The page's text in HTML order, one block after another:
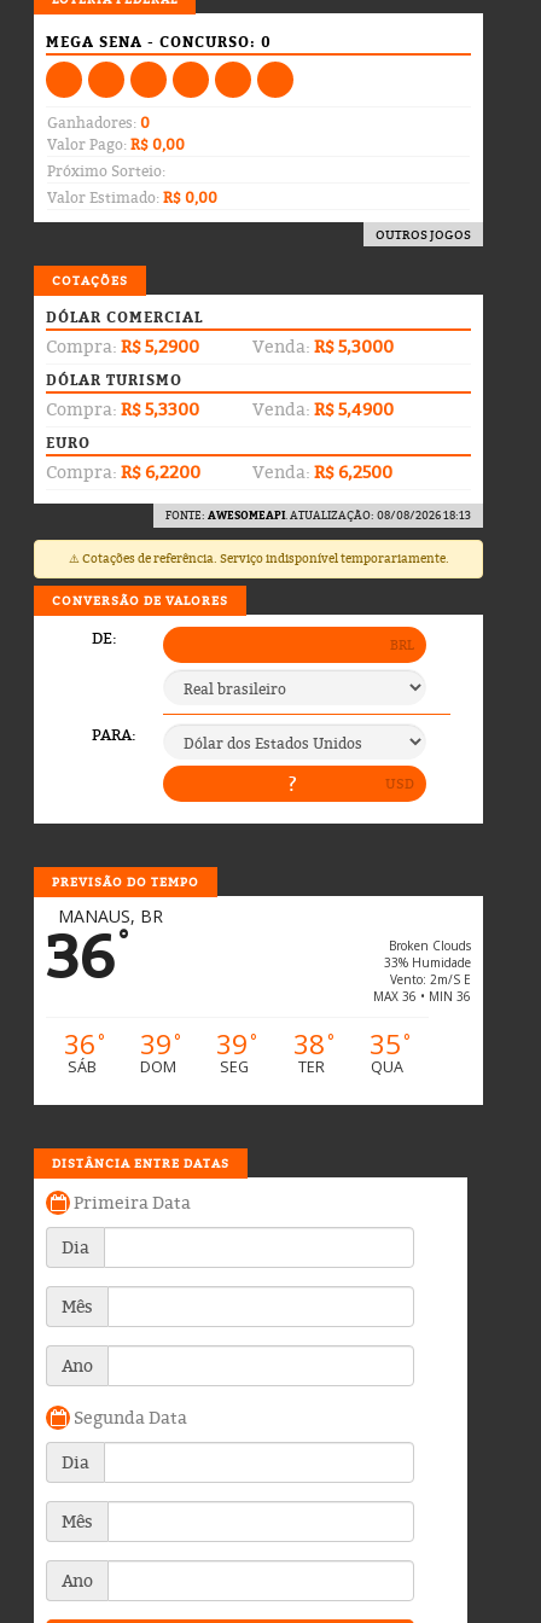
MEGA SENA - CONCURSO: 0
Ganhadores:0
Valor Pago:R$ 0,00
Próximo Sorteio:
Valor Estimado:R$ 0,00
OUTROS JOGOS
COTAÇÕES
DÓLAR COMERCIAL
Compra: R$ 5,2900 Venda: R$ 5,3000
DÓLAR TURISMO
Compra: R$ 5,3300 Venda: R$ 5,4900
EURO
Compra: R$ 6,2200 Venda: R$ 6,2500
FONTE: AWESOMEAPI. ATUALIZAÇÃO: 08/08/2026 18:13
⚠️ Cotações de referência. Serviço indisponível temporariamente.
CONVERSÃO DE VALORES
PREVISÃO DO TEMPO
MANAUS, BR
36°
Broken Clouds
33% Humidade
Vento: 2m/s E
MAX 36 • MIN 36
36°
SÁB
39°
DOM
39°
SEG
38°
TER
35°
QUA
DISTÂNCIA ENTRE DATAS